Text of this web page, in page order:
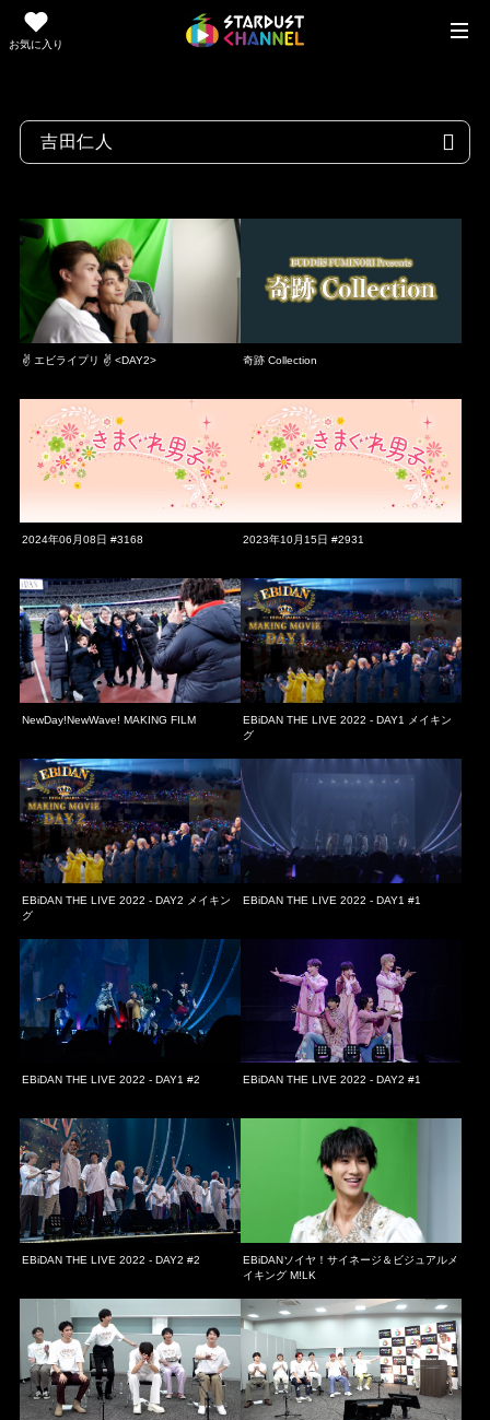
お気に入り
✌ エビライプリ ✌ <DAY2> 奇跡 Collection
2024年06月08日 #3168 2023年10月15日 #2931
NewDay!NewWave! MAKING FILM
EBiDAN THE LIVE 2022 - DAY1 メイキン
グ
EBiDAN THE LIVE 2022 - DAY2 メイキン
グ
EBiDAN THE LIVE 2022 - DAY1 #1
EBiDAN THE LIVE 2022 - DAY1 #2 EBiDAN THE LIVE 2022 - DAY2 #1
EBiDAN THE LIVE 2022 - DAY2 #2
EBiDANソイヤ！サイネージ＆ビジュアルメ
イキング M!LK